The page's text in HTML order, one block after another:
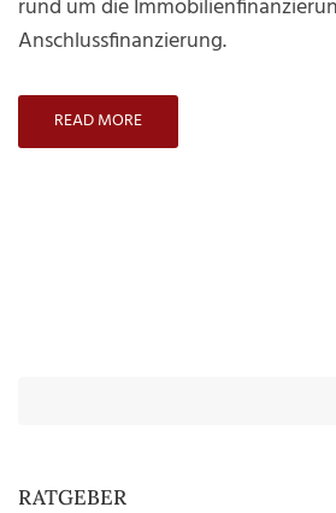
rund um die
Anschlussfinanzierung.
READ MORE
RATGEBER